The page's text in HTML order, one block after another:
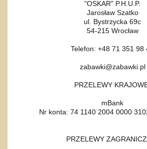
"OSKAR" P.H.U.P.
Jarosław Szatko
ul. Bystrzycka 69c
54-215 Wrocław
Telefon: +48 71 351 98
zabawki@zabawki.pl
PRZELEWY
mBank
Nr konta: 74 1140 2004 0000
PRZELEWY